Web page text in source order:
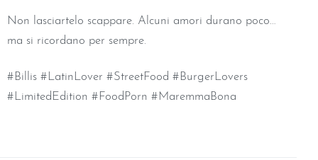
Non lasciartelo scappare. Alcuni amori durano poco…
ma si ricordano per sempre.
#Billis #LatinLover #StreetFood #BurgerLovers
#LimitedEdition #FoodPorn #MaremmaBona